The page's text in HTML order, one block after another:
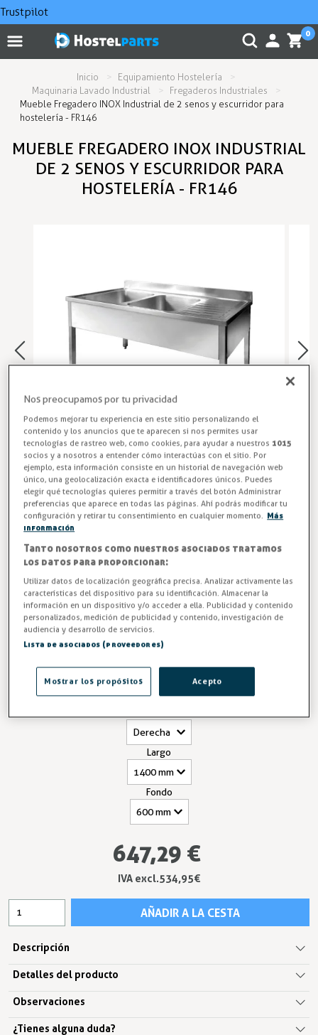
Trustpilot
0
Inicio
Equipamiento Hostelería
Maquinaria Lavado Industrial
Fregaderos Industriales
Mueble Fregadero INOX Industrial de 2 senos y escurridor para
hostelería - FR146
MUEBLE FREGADERO INOX INDUSTRIAL
DE 2 SENOS Y ESCURRIDOR PARA
HOSTELERÍA - FR146
Mueble Fregadero Cocina INOX
Fregadero FR de 2 senos con escurridor lateral y bastidor
sin estante. Los fregaderos GASTROEQUIP TOP están
totalmente fabricados en acero inoxidable AISI 304 con
grosor de 1,2 mm reforzados con omegas, evitando el uso
de maderas o melaminas, cumpliendo con las más
exigentes normas higiénico-sanitarias. El lado indicado
corresponde al escurridor. Escoger lado del escurridor y
Entrega en 24/48h
Largo
Fondo
647,29 €
IVA excl.534,95 €
AÑADIR A LA CESTA
Descripción
Detalles del producto
Observaciones
¿Tienes alguna duda?
Nos preocupamos por tu privacidad
Podemos mejorar tu experiencia en este sitio personalizando el
contenido y los anuncios que te aparecen si nos permites usar
tecnologías de rastreo web, como cookies, para ayudar a nuestros 1015
socios y a nosotros a entender cómo interactúas con el sitio. Por
ejemplo, esta información consiste en un historial de navegación web
único, una geolocalización exacta e identificadores únicos. Puedes
elegir qué tecnologías quieres permitir a través del botón Administrar
preferencias que aparece en todas las páginas. Ahí podrás modificar tu
configuración y retirar tu consentimiento en cualquier momento. Más
información
Tanto nosotros como nuestros asociados tratamos
los datos para proporcionar:
Utilizar datos de localización geográfica precisa. Analizar activamente las
características del dispositivo para su identificación. Almacenar la
información en un dispositivo y/o acceder a ella. Publicidad y contenido
personalizados, medición de publicidad y contenido, investigación de
audiencia y desarrollo de servicios.
Lista de asociados (proveedores)
Acepto
Mostrar los propósitos